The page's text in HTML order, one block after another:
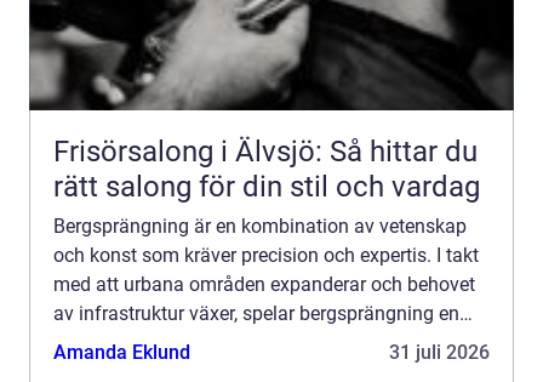
Frisörsalong i Älvsjö: Så hittar du
rätt salong för din stil och vardag
Bergsprängning är en kombination av vetenskap
och konst som kräver precision och expertis. I takt
med att urbana områden expanderar och behovet
av infrastruktur växer, spelar bergsprängning en
central roll i att mö...
Amanda Eklund 31 juli 2026